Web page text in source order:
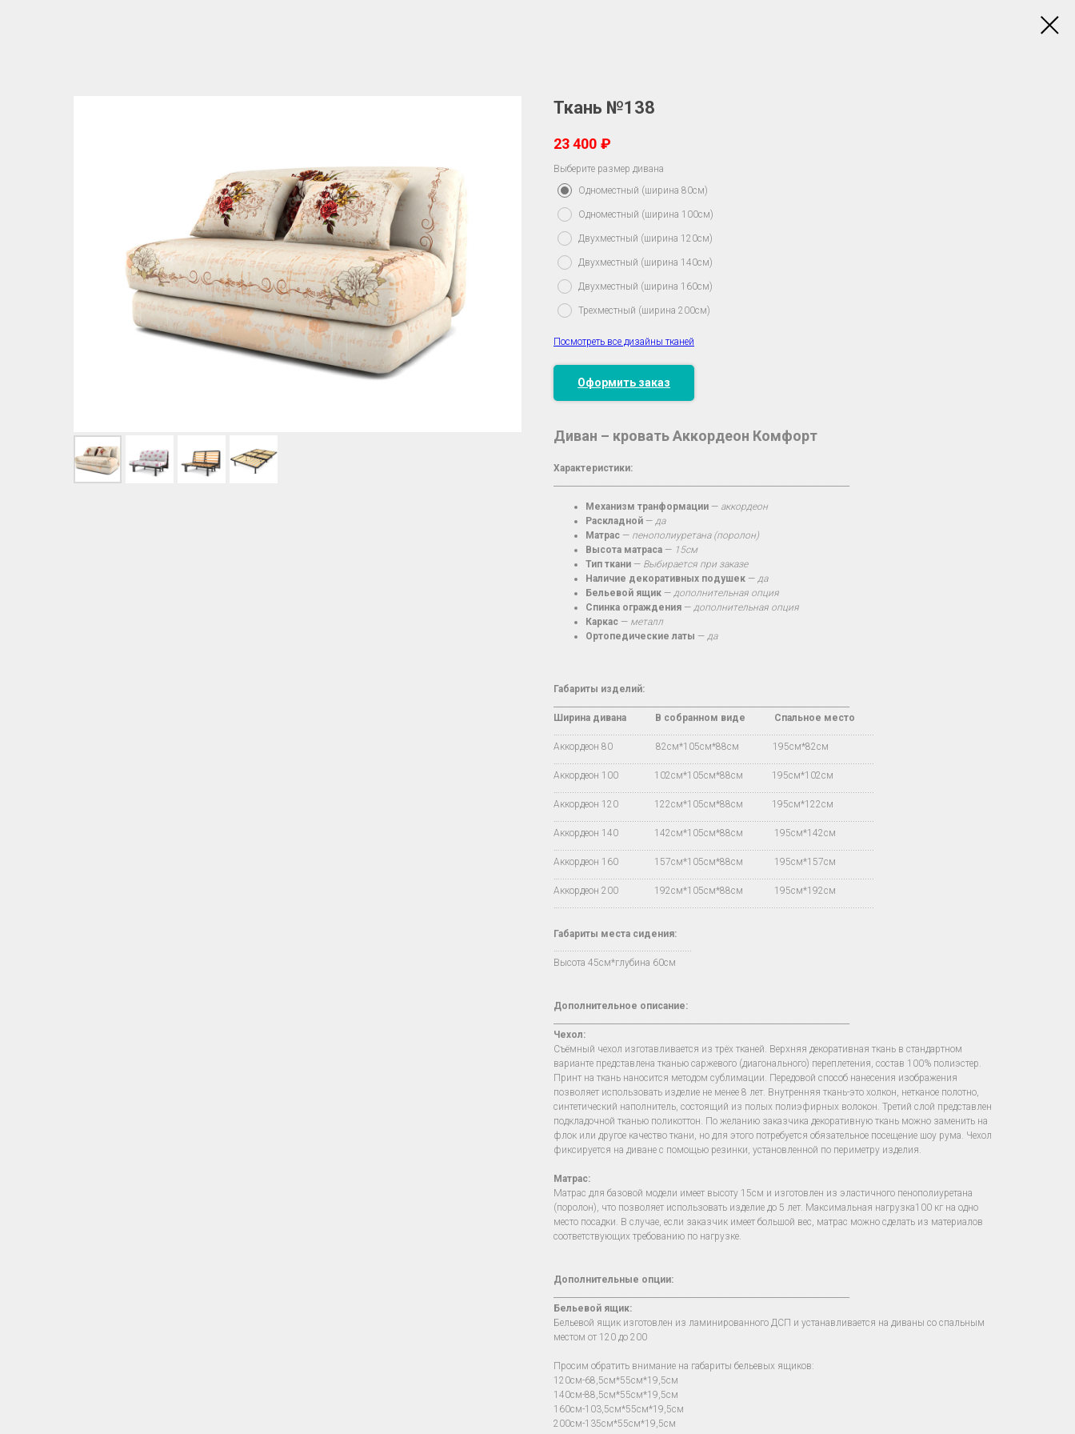
Ткань №138
23 400 ₽
Выберите размер дивана
Одноместный (ширина 80см)
Одноместный (ширина 100см)
Двухместный (ширина 120см)
Двухместный (ширина 140см)
Двухместный (ширина 160см)
Трехместный (ширина 200см)
Посмотреть все дизайны тканей
Оформить заказ
Диван – кровать Аккордеон Комфорт
Характеристики:
Механизм транформации — аккордеон
Раскладной — да
Матрас — пенополиуретана (поролон)
Высота матраса — 15см
Тип ткани — Выбирается при заказе
Наличие декоративных подушек — да
Бельевой ящик — дополнительная опция
Спинка ограждения — дополнительная опция
Каркас — металл
Ортопедические латы — да
Габариты изделий:
Ширина дивана
В собранном виде Спальное место
…...................................................................................................................................
Аккордеон 80 82см*105см*88см 195см*82см
…...................................................................................................................................
Аккордеон 100 102см*105см*88см 195см*102см
…...................................................................................................................................
Аккордеон 120 122см*105см*88см 195см*122см
…...................................................................................................................................
Аккордеон 140 142см*105см*88см 195см*142см
…...................................................................................................................................
Аккордеон 160 157см*105см*88см 195см*157см
…...................................................................................................................................
Аккордеон 200 192см*105см*88см 195см*192см
…...................................................................................................................................
Габариты места сидения:
….......................................................
Высота 45см*глубина 60см
Дополнительное описание:
Чехол:
Съёмный чехол изготавливается из трёх тканей. Верхняя декоративная ткань в стандартном
варианте представлена тканью саржевого (диагонального) переплетения, состав 100% полиэстер.
Принт на ткань наносится методом сублимации. Передовой способ нанесения изображения
позволяет использовать изделие не менее 8 лет. Внутренняя ткань-это холкон, нетканое полотно,
синтетический наполнитель, состоящий из полых полиэфирных волокон. Третий слой представлен
подкладочной тканью поликоттон. По желанию заказчика декоративную ткань можно заменить на
флок или другое качество ткани, но для этого потребуется обязательное посещение шоу рума. Чехол
фиксируется на диване с помощью резинки, установленной по периметру изделия.
Матрас:
Матрас для базовой модели имеет высоту 15см и изготовлен из эластичного пенополиуретана
(поролон), что позволяет использовать изделие до 5 лет. Максимальная нагрузка100 кг на одно
место посадки. В случае, если заказчик имеет большой вес, матрас можно сделать из материалов
соответствующих требованию по нагрузке.
Дополнительные опции:
Бельевой ящик:
Бельевой ящик изготовлен из ламинированного ДСП и устанавливается на диваны со спальным
местом от 120 до 200
Просим обратить внимание на габариты бельевых ящиков:
120см-68,5см*55см*19,5см
140см-88,5см*55см*19,5см
160см-103,5см*55см*19,5см
200см-135см*55см*19,5см